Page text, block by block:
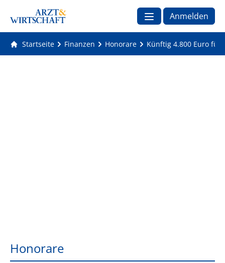
Anmelden
Startseite Finanzen Honorare Künftig 4.800 Euro für
Honorare